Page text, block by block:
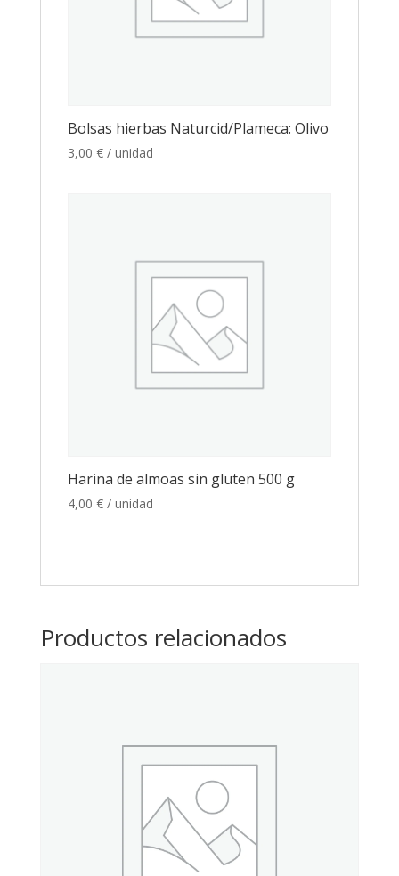
Bolsas hierbas Naturcid/Plameca: Olivo
3,00 € / unidad
Harina de almoas sin gluten 500 g
4,00 € / unidad
Productos relacionados